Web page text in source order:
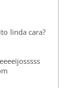
linda cara?